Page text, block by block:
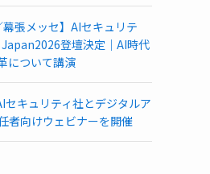
幕張メッセ】AIセキュリテ
登壇決定｜AI時代
について講演
セキュリティ社とデジタルア
者向けウェビナーを開催